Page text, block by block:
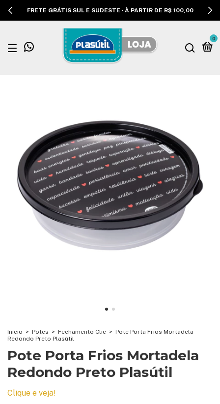
FRETE GRÁTIS SUL E SUDESTE - À PARTIR DE R$ 100,00
0
Início > Potes > Fechamento Clic > Pote Porta Frios Mortadela
Redondo Preto Plasútil
Pote Porta Frios Mortadela
Redondo Preto Plasútil
Clique e veja!